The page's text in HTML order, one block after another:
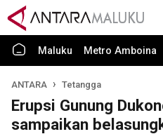
Maluku Metro Amboina
ANTARA Tetangga
Erupsi Gunung
sampaikan